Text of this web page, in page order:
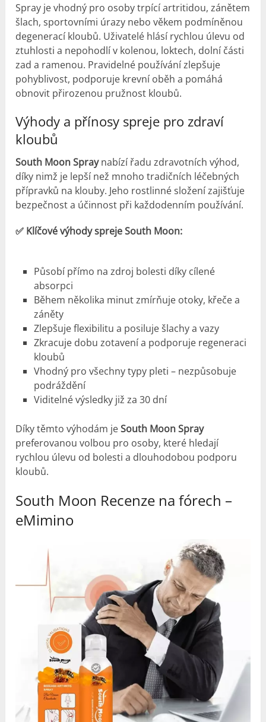
Spray je vhodný pro osoby trpící artritidou, zánětem
šlach, sportovními úrazy nebo věkem podmíněnou
degenerací kloubů. Uživatelé hlásí rychlou úlevu od
ztuhlosti a nepohodlí v kolenou, loktech, dolní části
zad a ramenou. Pravidelné používání zlepšuje
pohyblivost, podporuje krevní oběh a pomáhá
obnovit přirozenou pružnost kloubů.
Výhody a přínosy spreje pro zdraví
kloubů
South Moon Spraynabízí řadu zdravotních výhod,
díky nimž je lepší než mnoho tradičních léčebných
přípravků na klouby. Jeho rostlinné složení zajišťuje
bezpečnost a účinnost při každodenním používání.
✅ Klíčové výhody spreje South Moon:
Působí přímo na zdroj bolesti díky cílené
absorpci
Během několika minut zmírňuje otoky, křeče a
záněty
Zlepšuje flexibilitu a posiluje šlachy a vazy
Zkracuje dobu zotavení a podporuje regeneraci
kloubů
Vhodný pro všechny typy pleti – nezpůsobuje
podráždění
Viditelné výsledky již za 30 dní
Díky těmto výhodám jeSouth Moon Spray
preferovanou volbou pro osoby, které hledají
rychlou úlevu od bolesti a dlouhodobou podporu
kloubů.
South Moon Recenze na fórech –
eMimino